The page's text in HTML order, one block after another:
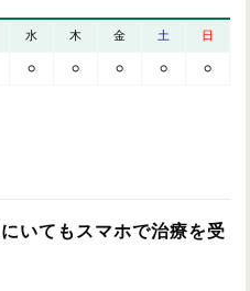
水 木 金 土 日
○ ○ ○ ○ ○
いてもスマホで治療を受